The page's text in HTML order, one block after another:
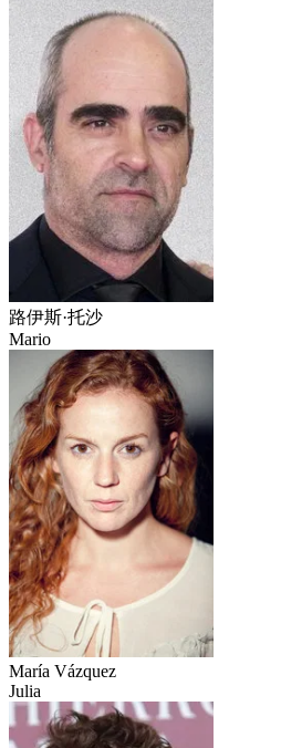
路伊斯·托沙
Mario
María Vázquez
Julia